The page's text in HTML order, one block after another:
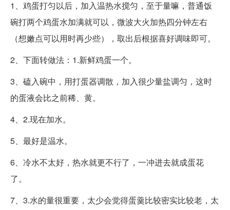
1、鸡蛋打匀以后，加入温热水搅匀，至于量嘛，普通饭
碗打两个鸡蛋水加满就可以，微波大火加热四分钟左右
（想嫩点可以用时再少些），取出后根据喜好调味即可。
2、下面转做法：1.新鲜鸡蛋一个。
3、磕入碗中，用打蛋器调散，加入很少量盐调匀，这时
的蛋液会比之前稀、黄。
4、2.现在加水。
5、最好是温水。
6、冷水不太好，热水就更不行了，一冲进去就成蛋花
了。
7、3.水的量很重要，太少会觉得蛋羹比较密实比较老，太